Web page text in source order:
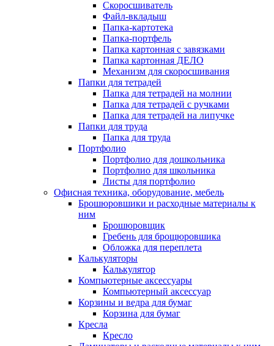
Скоросшиватель
Файл-вкладыш
Папка-картотека
Папка-портфель
Папка картонная с завязками
Папка картонная ДЕЛО
Механизм для скоросшивания
Папки для тетрадей
Папка для тетрадей на молнии
Папка для тетрадей с ручками
Папка для тетрадей на липучке
Папки для труда
Папка для труда
Портфолио
Портфолио для дошкольника
Портфолио для школьника
Листы для портфолио
Офисная техника, оборудование, мебель
Брошюровшики и расходные материалы к
ним
Брошюровщик
Гребень для брощюровшика
Обложка для переплета
Калькуляторы
Калькулятор
Компьютерные аксессуары
Компьютерный аксессуар
Корзины и ведра для бумаг
Корзина для бумаг
Кресла
Кресло